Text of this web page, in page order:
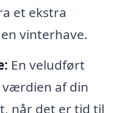
et ekstra
vinterhave.
En veludført
af din
når det er tid til